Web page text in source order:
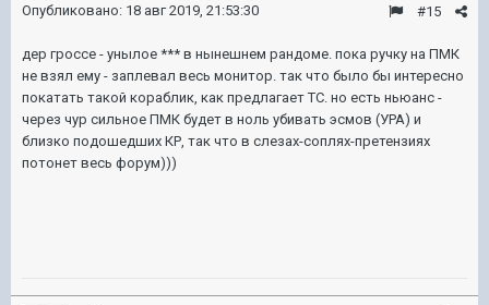
#15
Опубликовано: 18 авг 2019, 21:53:30
дер гроссе - унылое *** в нынешнем рандоме. пока ручку на ПМК
не взял ему - заплевал весь монитор. так что было бы интересно
покатать такой кораблик, как предлагает ТС. но есть ньюанс -
через чур сильное ПМК будет в ноль убивать эсмов (УРА) и
близко подошедших КР, так что в слезах-соплях-претензиях
потонет весь форум)))